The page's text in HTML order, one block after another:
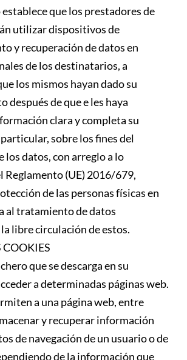
que los prestadores de
utilizar dispositivos de
y recuperación de datos en
de los destinatarios, a
los mismos hayan dado su
después de que e les haya
clara y completa su
sobre los fines del
datos, con arreglo a lo
Reglamento (UE) 2016/679,
de las personas físicas en
al tratamiento de datos
libre circulación de estos.
COOKIES
que se descarga en su
a determinadas páginas web.
a una página web, entre
y recuperar información
de navegación de un usuario o de
de la información que